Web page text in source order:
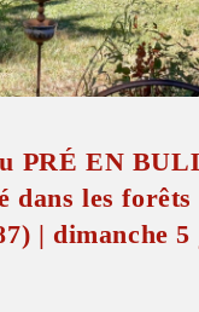
PRÉ EN
dans les forêts
| dimanche